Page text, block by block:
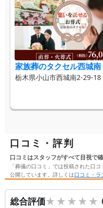
家族葬のタクセル西城南
栃木県小山市西城南2-29-18
口コミ・評判
口コミはスタッフがすべて目視で
「葬儀の口コミ」では投稿された口
公開しています。詳しくは口コミ・ラ
総合評価★★★★★
★★★★★